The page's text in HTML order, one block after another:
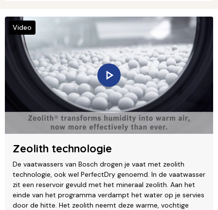
Zeolith technologie
De vaatwassers van Bosch drogen je vaat met zeolith
technologie, ook wel PerfectDry genoemd. In de vaatwasser
zit een reservoir gevuld met het mineraal zeolith. Aan het
einde van het programma verdampt het water op je servies
door de hitte. Het zeolith neemt deze warme, vochtige
Video